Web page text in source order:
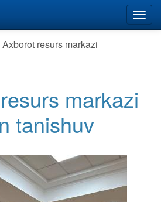
resurs markazi
markazi
tanishuv